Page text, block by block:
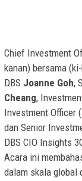
Chief Investment
kanan) bersama
DBS Joanne Goh,
Cheang,
Investment Officer
dan Senior
DBS CIO Insights
Acara ini
dalam skala global